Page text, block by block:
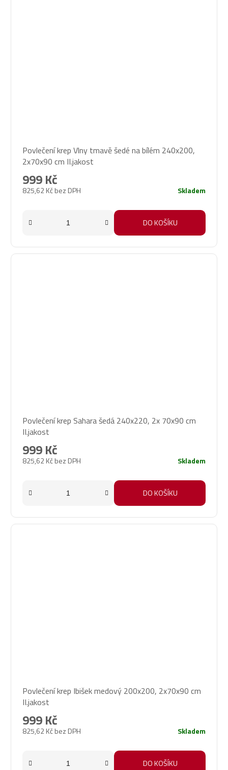
Povlečení krep Vlny tmavě šedé na bílém 240x200,
2x70x90 cm II.jakost
825,62 Kč bez DPH
999 Kč
Skladem
DO KOŠÍKU
Povlečení krep Sahara šedá 240x220, 2x 70x90 cm
II.jakost
825,62 Kč bez DPH
999 Kč
Skladem
DO KOŠÍKU
Povlečení krep Ibišek medový 200x200, 2x70x90 cm
II.jakost
825,62 Kč bez DPH
999 Kč
Skladem
DO KOŠÍKU